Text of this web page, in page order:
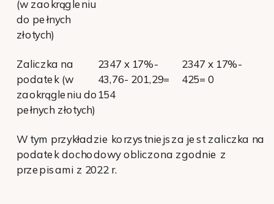
(w zaokrągleniu
do pełnych
złotych)
Zaliczka na
podatek (w
zaokrągleniu do
pełnych złotych)
2347 x 17%-
43,76- 201,29=
154
2347 x 17%-
425= 0
W tym przykładzie korzystniejsza jest zaliczka na
podatek dochodowy obliczona zgodnie z
przepisami z 2022 r.